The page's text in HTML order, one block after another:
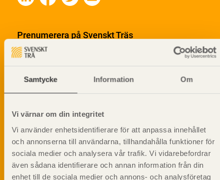
Samtycke Information Om
Vi värnar om din integritet
Vi använder enhetsidentifierare för att anpassa innehållet
och annonserna till användarna, tillhandahålla funktioner för
sociala medier och analysera vår trafik. Vi vidarebefordrar
även sådana identifierare och annan information från din
enhet till de sociala medier och annons- och analysföretag
Prenumerera på Svenskt Träs
informationsutskick!